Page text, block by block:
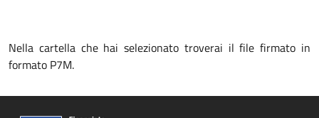
Nella cartella che hai selezionato troverai il file firmato in
formato P7M.